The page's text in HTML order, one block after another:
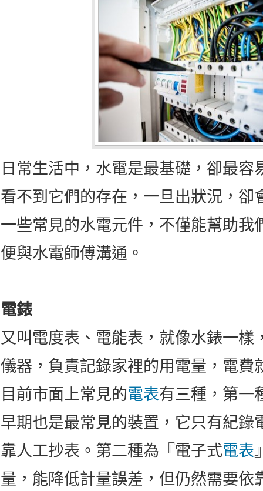
日常生活中，水電是最基礎，卻最容
看不到它們的存在，一旦出狀況，卻
一些常見的水電元件，不僅能幫助我
便與水電師傅溝通。
電錶
又叫電度表、電能表，就像水錶一樣
儀器，負責記錄家裡的用電量，電費
目前市面上常見的電表有三種，第一
早期也是最常見的裝置，它只有紀錄
靠人工抄表。第二種為『電子式電表
量，能降低計量誤差，但仍然需要依